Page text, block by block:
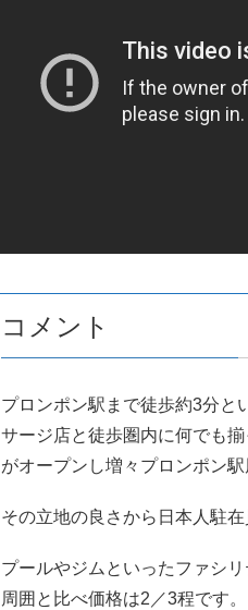
コメント
プロンポン駅まで徒歩約3分と
サージ店と徒歩圏内に何でも
がオープンし増々プロンポン
その立地の良さから日本人駐
プールやジムといったファシ
周囲と比べ価格は2／3程です。